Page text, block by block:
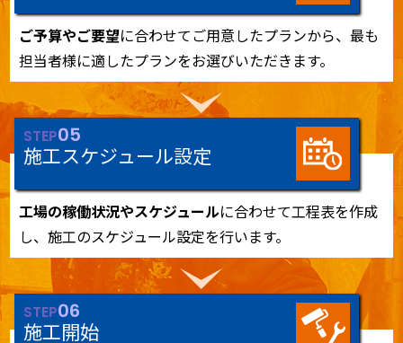
ご予算やご要望に合わせてご用意したプランから、最も
担当者様に適したプランをお選びいただきます。
STEP05
施工スケジュール設定
工場の稼働状況やスケジュールに合わせて工程表を作成
し、施工のスケジュール設定を行います。
STEP06
施工開始